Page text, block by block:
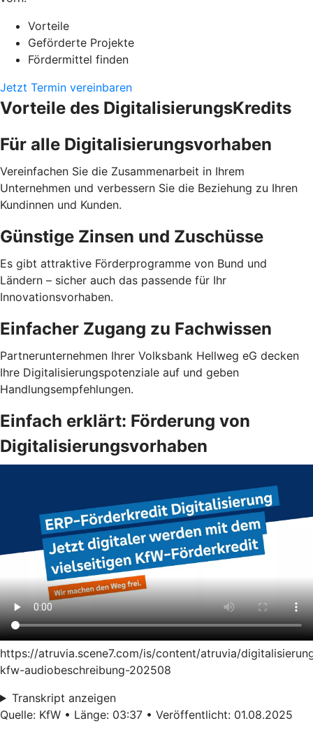
Vorteile
Geförderte Projekte
Fördermittel finden
Jetzt Termin vereinbaren
Vorteile des DigitalisierungsKredits
Für alle Digitalisierungsvorhaben
Vereinfachen Sie die Zusammenarbeit in Ihrem
Unternehmen und verbessern Sie die Beziehung zu Ihren
Kundinnen und Kunden.
Günstige Zinsen und Zuschüsse
Es gibt attraktive Förderprogramme von Bund und
Ländern – sicher auch das passende für Ihr
Innovationsvorhaben.
Einfacher Zugang zu Fachwissen
Partnerunternehmen Ihrer Volksbank Hellweg eG decken
Ihre Digitalisierungspotenziale auf und geben
Handlungsempfehlungen.
Einfach erklärt: Förderung von
Digitalisierungsvorhaben
https://atruvia.scene7.com/is/content/atruvia/
kfw-audiobeschreibung-202508
Transkript anzeigen
Quelle: KfW • Länge: 03:37 • Veröffentlicht: 01.08.2025